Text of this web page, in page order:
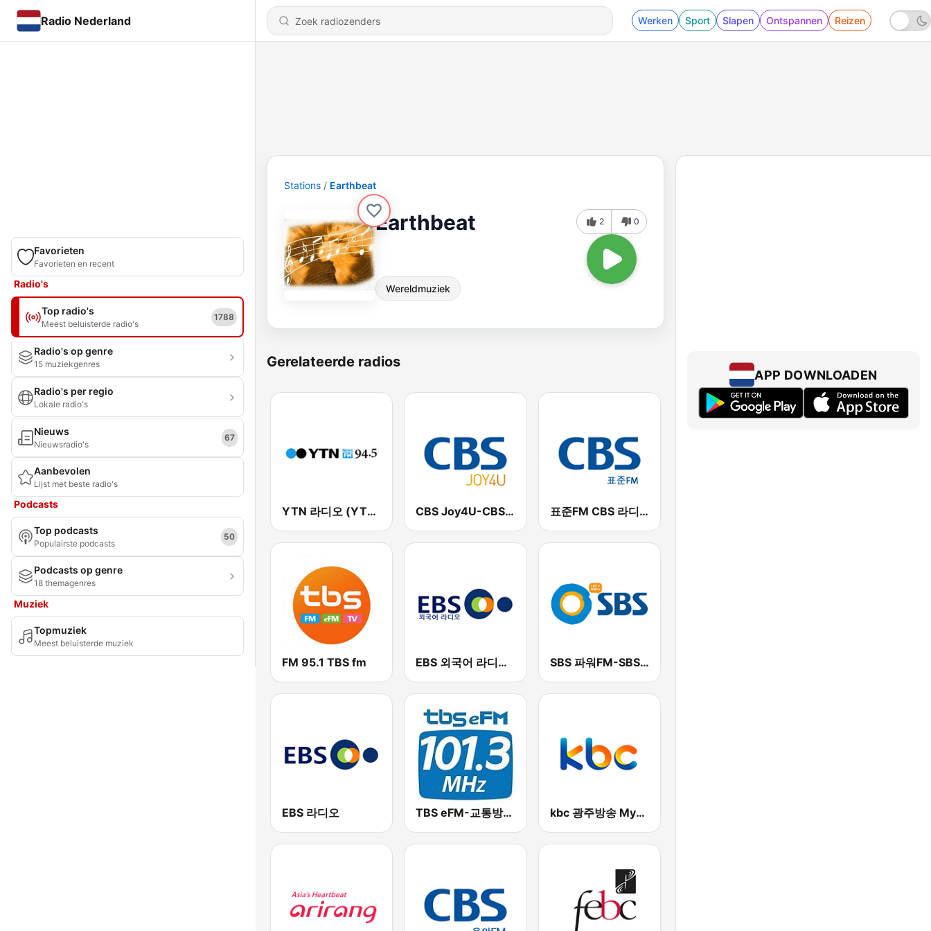
Radio Nederland Werken Sport Slapen Ontspannen Reizen
Favorieten
Favorieten en recent
Radio's
Top radio's
Meest beluisterde radio's
1788
Radio's op genre
15 muziekgenres
Radio's per regio
Lokale radio's
Nieuws
Nieuwsradio's
67
Aanbevolen
Lijst met beste radio's
Podcasts
Top podcasts
Populairste podcasts
50
Podcasts op genre
18 themagenres
Muziek
Topmuziek
Meest beluisterde muziek
Stations Earthbeat
Earthbeat
Wereldmuziek
2 0
Gerelateerde radios
YTN 라디오 (YTN FM) - 24 Hours News Channel CBS Joy4U-CBS 라디오 표준FM CBS 라디오 (Standard FM)
FM 95.1 TBS fm EBS 외국어 라디오 (i-radio) SBS 파워FM-SBS 라디오
EBS 라디오 TBS eFM-교통방송 영어전문 라디오 kbc 광주방송 MyFM
APP DOWNLOADEN